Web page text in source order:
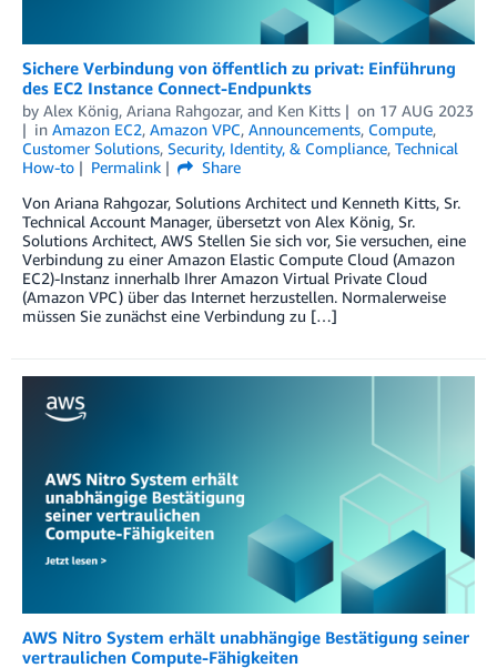
Sichere Verbindung von öffentlich zu privat: Einführung
des EC2 Instance Connect-Endpunkts
by Alex König, Ariana Rahgozar, and Ken Kitts on 17 AUG 2023
in Amazon EC2, Amazon VPC, Announcements, Compute,
Customer Solutions, Security, Identity, & Compliance, Technical
How-to
Permalink
Share
Von Ariana Rahgozar, Solutions Architect und Kenneth Kitts, Sr.
Technical Account Manager, übersetzt von Alex König, Sr.
Solutions Architect, AWS Stellen Sie sich vor, Sie versuchen, eine
Verbindung zu einer Amazon Elastic Compute Cloud (Amazon
EC2)-Instanz innerhalb Ihrer Amazon Virtual Private Cloud
(Amazon VPC) über das Internet herzustellen. Normalerweise
müssen Sie zunächst eine Verbindung zu […]
AWS Nitro System erhält unabhängige Bestätigung seiner
vertraulichen Compute-Fähigkeiten